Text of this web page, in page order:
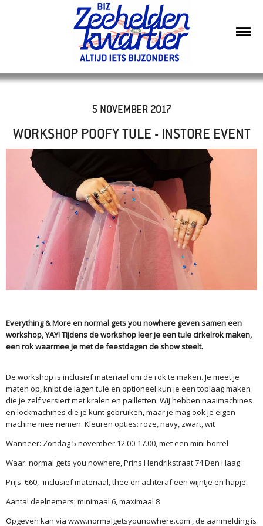
5 NOVEMBER 2017
WORKSHOP POOFY TULE - INSTORE EVENT
Everything & More en normal gets you nowhere geven samen een
workshop, YAY! Tijdens de workshop leer je een tule cirkelrok maken,
een rok waarmee je met de feestdagen de show steelt.
De workshop is inclusief materiaal om de rok te maken. Je meet je
maten op, knipt de lagen tule en optioneel kun je een toplaag maken
die je zelf versiert met kralen en pailletten. Wij hebben naaimachines
en lockmachines die je kunt gebruiken, maar je mag ook je eigen
machine mee nemen. Kleuren opties: roze, navy, zwart, wit
Wanneer: Zondag 5 november 12.00-17.00, met een mini borrel
Waar: normal gets you nowhere, Prins Hendrikstraat 74 Den Haag
Prijs: €60,- inclusief materiaal, thee en achteraf een wijntje en hapje.
Aantal deelnemers: minimaal 6, maximaal 8
Opgeven kan via www.normalgetsyounowhere.com , de aanmelding is